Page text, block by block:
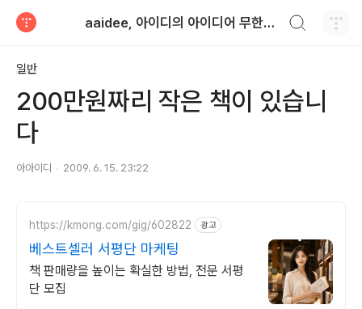
aaidee, 아이디의 아이디어 무한도전
일반
200만원짜리 작은 책이 있습니
다
아아이디 2009. 6. 15. 23:22
https://kmong.com/gig/602822 광고
베스트셀러 서평단 마케팅
책 판매량을 높이는 확실한 방법, 전문 서평
단 모집